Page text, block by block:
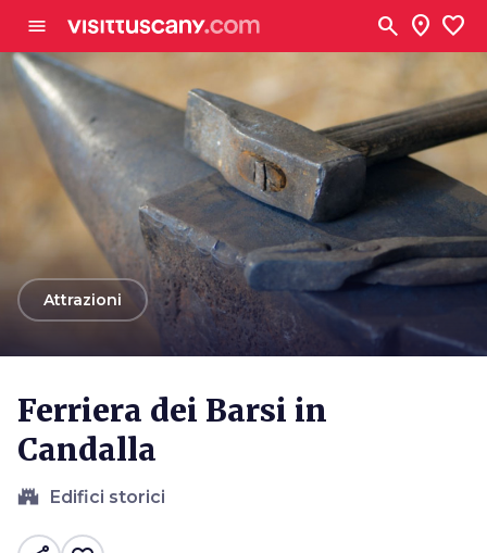
menu search location_on favorite
arrow_back
Attrazioni
Ferriera dei Barsi in
Candalla
castle Edifici storici